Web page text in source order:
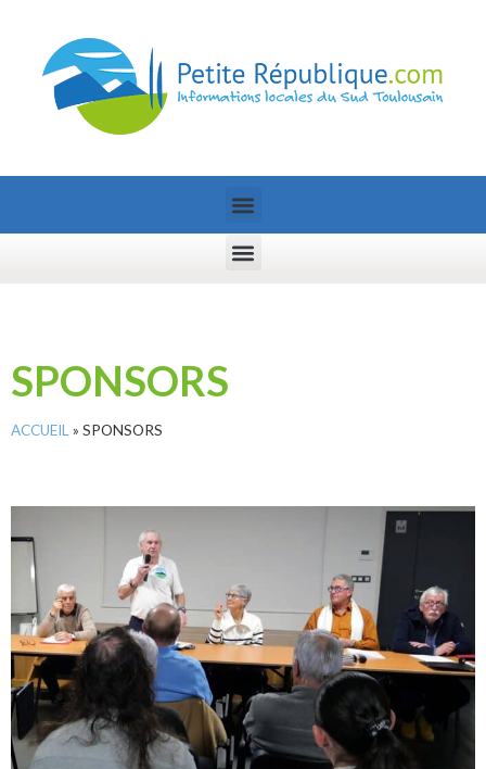
SPONSORS
ACCUEIL » SPONSORS